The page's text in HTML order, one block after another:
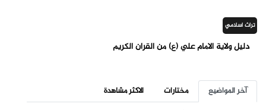
تراث اسلامي
دليل ولاية الامام علي (ع) من القران الكريم
آخر المواضيع مختارات
الاكثر مشاهدة